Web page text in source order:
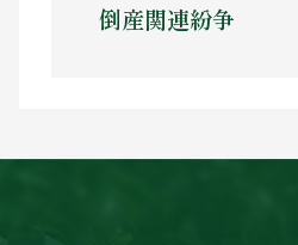
倒産関連紛争